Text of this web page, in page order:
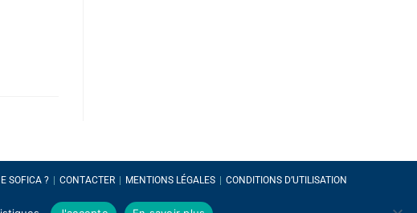
SOFICA ? CONTACTER MENTIONS LÉGALES CONDITIONS D’UTILISATION